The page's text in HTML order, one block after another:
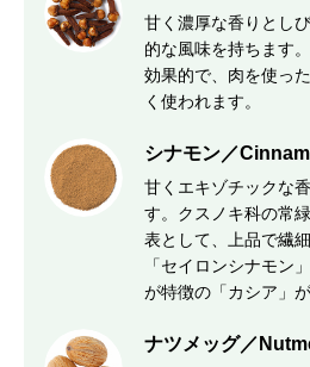
甘く濃厚な香りとし
的な風味を持ちます
効果的で、肉を使っ
く使われます。
シナモン／
甘くエキゾチックな
す。クスノキ科の常
表として、上品で繊
「セイロンシナモン
が特徴の「カシア」が
ナツメッグ／